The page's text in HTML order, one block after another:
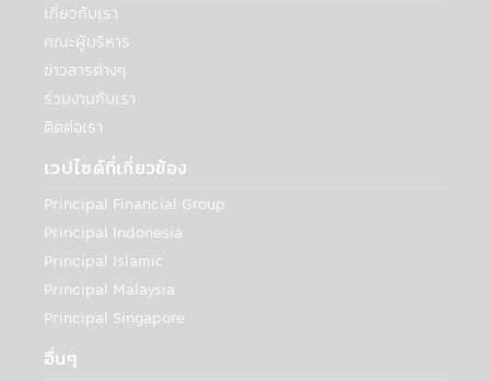
เกี่ยวกับวิธีการ เวลา และเหตุผลที่ผู้ใช้ไปที่
เว็บไซต์และใช้บริการของบริษัทฯ ข้อมูลนี้จะไม่
ระบุตัวตนของท่านหรือให้ข้อมูลเกี่ยวกับการใช้
เว็บไซต์หรือบริการของท่าน ทั้งนี้บริษัทฯจะไม่
ภายนอกเพื่อวัตถุประสงค์ด้านการตลาดโดย
ปราศจากความยินยอมของท่าน
กับบุคคลภายนอก
เพื่อวัตถุประสงค์ทางธุรกิจของบริษัทฯหรือตาม
ที่กฎหมายกำหนดหรืออนุญาต:
บริษัทฯอาจเปิดเผยข้อมูลเกี่ยวกับท่านให้กับ
บุคคลอื่นเพื่อวัตถุประสงค์ทางธุรกิจของบริษัท
จัดการหรือตามที่กฎหมายกำหนดหรืออนุญาต
ซึ่งรวมถึง:
เกี่ยวกับเรา
คณะผู้บริหาร
ข่าวสารต่างๆ
ร่วมงานกับเรา
ติดต่อเรา
เวปไซด์ที่เกี่ยวข้อง
Principal Financial Group
Principal Indonesia
Principal Islamic
Principal Malaysia
Principal Singapore
อื่นๆ